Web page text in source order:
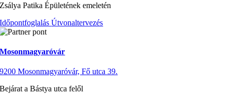
Zsálya Patika Épületének emeletén
IdőpontfoglalásÚtvonaltervezés
Mosonmagyaróvár
9200 Mosonmagyaróvár, Fő utca 39.
Bejárat a Bástya utca felől